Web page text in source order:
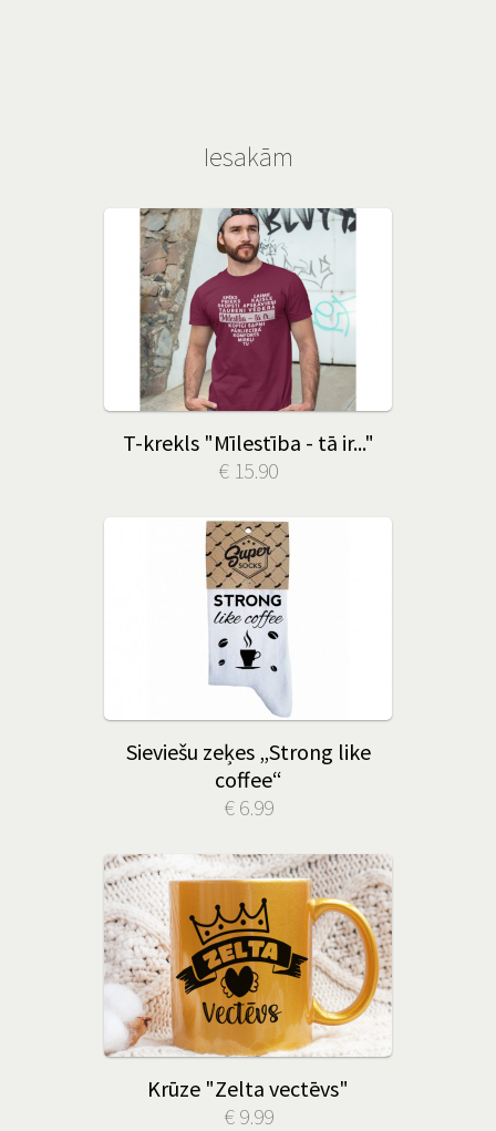
Iesakām
T-krekls "Mīlestība - tā ir..."
€ 15.90
Sieviešu zeķes „Strong like
coffee“
€ 6.99
Krūze "Zelta vectēvs"
€ 9.99